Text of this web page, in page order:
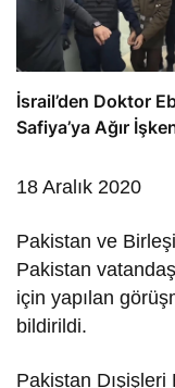
İsrail’den Doktor
Safiya’ya Ağır
18 Aralık 2020
Pakistan ve
Pakistan
için yapılan
bildirildi.
Pakistan